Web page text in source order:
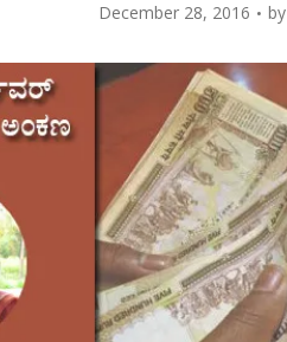
December 28, 2016 by